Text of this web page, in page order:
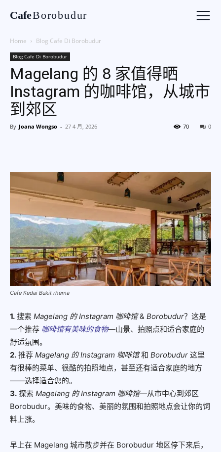
CafeBorobudur
Home Blog Cafe Di Borobudur
Blog Cafe Di Borobudur
Magelang 的 8 家值得晒
Instagram 的咖啡馆，从城市
到郊区
By Joana Wongso - 27 4 月, 2026 0
70
Cafe Kedai Bukit rhema
1. 搜索 Magelang 的 Instagram 咖啡馆& Borobudur？这是
一个推荐 咖啡馆有美味的食物—山景、拍照点和适合家庭的
舒适氛围。
2. 推荐 Magelang 的 Instagram 咖啡馆和 Borobudur 这里
有很棒的菜单、很酷的拍照地点，甚至还有适合家庭的地方
——选择适合您的。
3. 探索 Magelang 的 Instagram 咖啡馆—从市中心到郊区
Borobudur。美味的食物、美丽的氛围和拍照地点会让你的饲
料上涨。
早上在 Magelang 城市散步并在 Borobudur 地区停下来后，